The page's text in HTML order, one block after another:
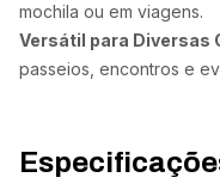
mochila ou em viagens.
Versátil para Diversas
passeios, encontros e